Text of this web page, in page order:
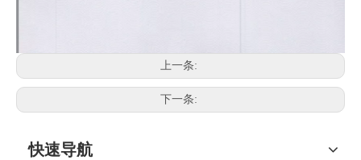
上一条:
下一条:
快速导航